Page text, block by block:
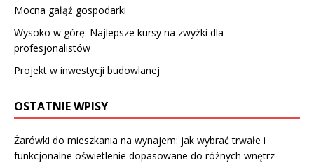
Mocna gałąź gospodarki
Wysoko w górę: Najlepsze kursy na zwyżki dla
profesjonalistów
Projekt w inwestycji budowlanej
OSTATNIE WPISY
Żarówki do mieszkania na wynajem: jak wybrać trwałe i
funkcjonalne oświetlenie dopasowane do różnych wnętrz